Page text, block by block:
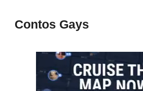
paraContos Gays